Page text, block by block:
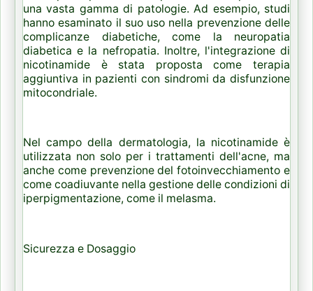
una vasta gamma di patologie. Ad esempio, studi
hanno esaminato il suo uso nella prevenzione delle
complicanze diabetiche, come la neuropatia
diabetica e la nefropatia. Inoltre, l'integrazione di
nicotinamide è stata proposta come terapia
aggiuntiva in pazienti con sindromi da disfunzione
mitocondriale.
Nel campo della dermatologia, la nicotinamide è
utilizzata non solo per i trattamenti dell'acne, ma
anche come prevenzione del fotoinvecchiamento e
come coadiuvante nella gestione delle condizioni di
iperpigmentazione, come il melasma.
Sicurezza e Dosaggio